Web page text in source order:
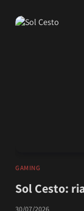
GAMING
Sol Cesto:
30/07/2026